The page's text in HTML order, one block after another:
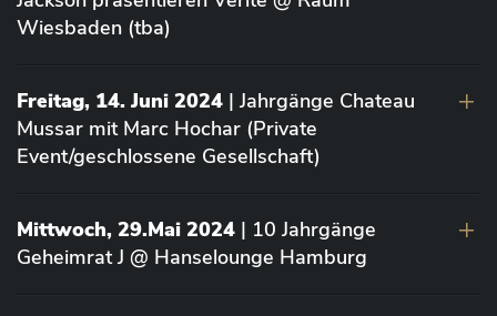
Wiesbaden (tba)
Freitag, 14. Juni 2024 | Jahrgänge Chateau
Mussar mit Marc Hochar (Private
Event/geschlossene Gesellschaft)
Mittwoch, 29.Mai 2024 | 10 Jahrgänge
Geheimrat J @ Hanselounge Hamburg